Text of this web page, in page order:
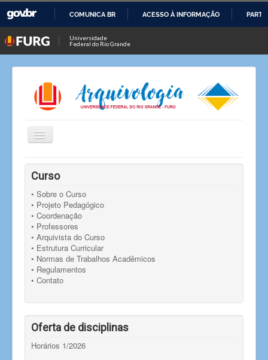
O
CONTEÚDO
COMUNICA BR ACESSO À INFORMAÇÃO
Universidade
Federal do Rio Grande
Alternar
Navegação
Você está aqui:
Edital de Seleção de Bolsista de Monitoria Acadêmica
Curso
• Sobre o Curso
• Projeto Pedagógico
• Coordenação
• Professores
• Arquivista do Curso
• Estrutura Curricular
• Normas de Trabalhos Acadêmicos
• Regulamentos
• Contato
Oferta de disciplinas
Horários 1/2026